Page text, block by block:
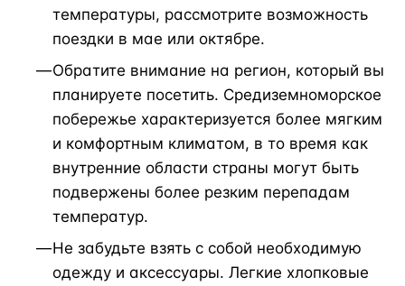
температуры, рассмотрите возможность
поездки в мае или октябре.
Обратите внимание на регион, который вы
планируете посетить. Средиземноморское
побережье характеризуется более мягким
и комфортным климатом, в то время как
внутренние области страны могут быть
подвержены более резким перепадам
температур.
Не забудьте взять с собой необходимую
одежду и аксессуары. Легкие хлопковые